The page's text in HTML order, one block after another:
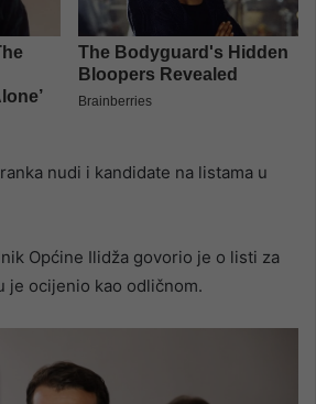
nudi i kandidate na listama u
Općine Ilidža govorio je o listi za
je ocijenio kao odličnom.